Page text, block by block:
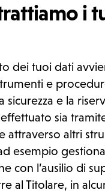
i
dei tuoi dati
e
sicurezza e la
sia
attraverso altri
esempio
con l’ausilio di
al Titolare, in